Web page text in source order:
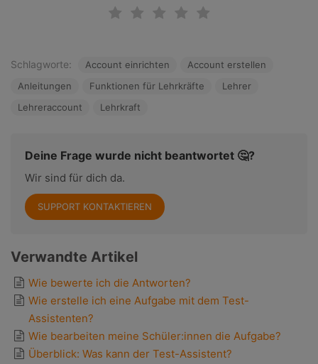
Schlagworte: Account einrichten
Account erstellen
Anleitungen
Funktionen für Lehrkräfte
Lehrer
Lehreraccount
Lehrkraft
Deine Frage wurde nicht beantwortet 🤔?
Wir sind für dich da.
SUPPORT KONTAKTIEREN
Verwandte Artikel
Wie bewerte ich die Antworten?
Wie erstelle ich eine Aufgabe mit dem Test-
Assistenten?
Wie bearbeiten meine Schüler:innen die Aufgabe?
Überblick: Was kann der Test-Assistent?